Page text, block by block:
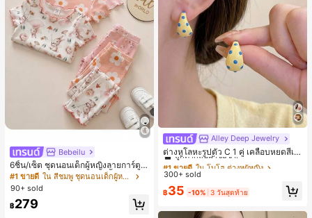
Bebeilu
6ชิ้น/เซ็ต ชุดนอนเด็กผู้หญิงลายการ์ตูน
หมีและดอกไม้ คอกลม แขนสั้น กางเกง
ขาสั้น ขอบระบาย สวมใส่สบาย
#1 ขายดี
ใน สีชมพู ชุดนอนเด็กผู้หญิง
90+ sold
฿279
Alley Deep Jewelry
ต่างหูโลหะรูปตัว C 1 คู่ เคลือบหยดสีเห
ลือง ลายจุดสีน้ำเงิน สไตล์ยุโรปและอเม
ริกัน แฟชั่นส่วนตัว หวานและสง่างาม
ดินทาง งานแต่งงาน ปาร์ตี้ วันเกิด ของ
#1 ขายดี ใน โบโฮ ต่างหูผู้หญิง
ลูกค้ากลับมาซื้อซ้ำ!
เกือบหมดแล้ว!
#1 ขายดี ใน โบโฮ ต่างหูผู้หญิง
ลูกค้ากลับมาซื้อซ้ำ!
เกือบหมดแล้ว!
#1 ขายดี ใน โบโฮ ต่างหูผู้หญิง
ลูกค้ากลับมาซื้อซ้ำ!
เกือบหมดแล้ว!
#1 ขายดี
ใน โบโฮ ต่างหูผู้หญิง
ลูกค้ากลับมาซื้อซ้ำ!
เกือบหมดแล้ว!
300+ sold
฿35 -10% 3 วันสุดท้าย